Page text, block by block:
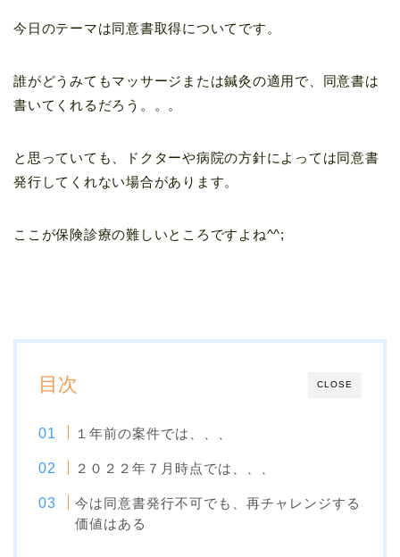
今日のテーマは同意書取得についてです。
誰がどうみてもマッサージまたは鍼灸の適用で、同意書は
書いてくれるだろう。。。
と思っていても、ドクターや病院の方針によっては同意書
発行してくれない場合があります。
ここが保険診療の難しいところですよね^^;
CLOSE
目次
１年前の案件では、、、
２０２２年７月時点では、、、
今は同意書発行不可でも、再チャレンジする
価値はある